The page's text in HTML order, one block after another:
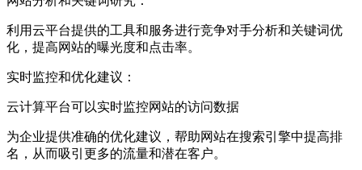
利用云平台提供的工具和服务进行竞争对手分析和关键词优
化，提高网站的曝光度和点击率。
实时监控和优化建议：
云计算平台可以实时监控网站的访问数据
为企业提供准确的优化建议，帮助网站在搜索引擎中提高排
名，从而吸引更多的流量和潜在客户。